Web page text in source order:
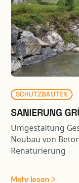
SCHUTZBAUTEN
SANIERUNG
Umgestaltung
Neubau von
Renaturierung
Mehr lesen